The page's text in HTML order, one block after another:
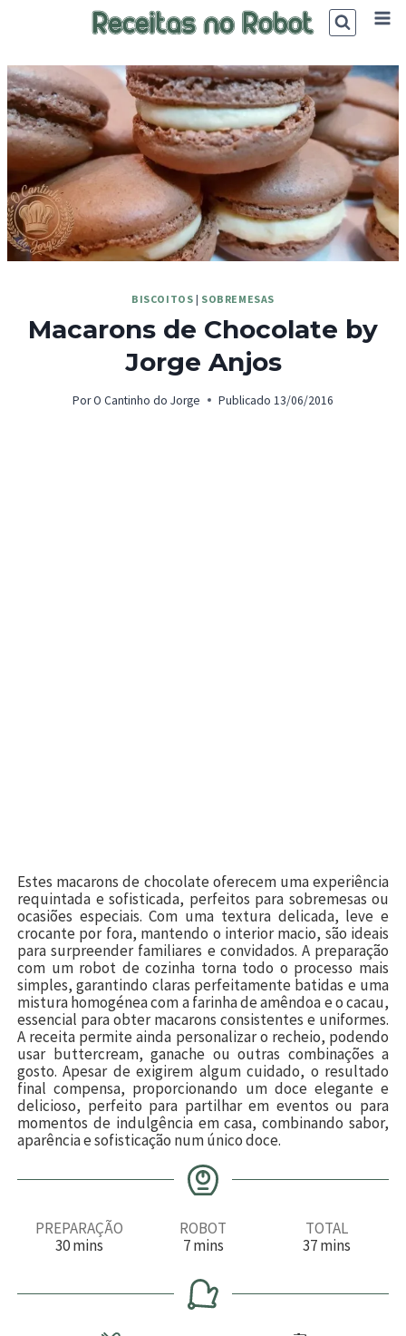
BISCOITOS | SOBREMESAS
Macarons de Chocolate by
Jorge Anjos
PorO Cantinho do Jorge Publicado 13/06/2016
Estes macarons de chocolate oferecem uma experiência
requintada e sofisticada, perfeitos para sobremesas ou
ocasiões especiais. Com uma textura delicada, leve e
crocante por fora, mantendo o interior macio, são ideais
para surpreender familiares e convidados. A preparação
com um robot de cozinha torna todo o processo mais
simples, garantindo claras perfeitamente batidas e uma
mistura homogénea com a farinha de amêndoa e o cacau,
essencial para obter macarons consistentes e uniformes.
A receita permite ainda personalizar o recheio, podendo
usar buttercream, ganache ou outras combinações a
gosto. Apesar de exigirem algum cuidado, o resultado
final compensa, proporcionando um doce elegante e
delicioso, perfeito para partilhar em eventos ou para
momentos de indulgência em casa, combinando sabor,
aparência e sofisticação num único doce.
PREPARAÇÃO
30m
u
mins
ROBOT
7m
n
u
t
mins
TOTAL
37m
u
mins